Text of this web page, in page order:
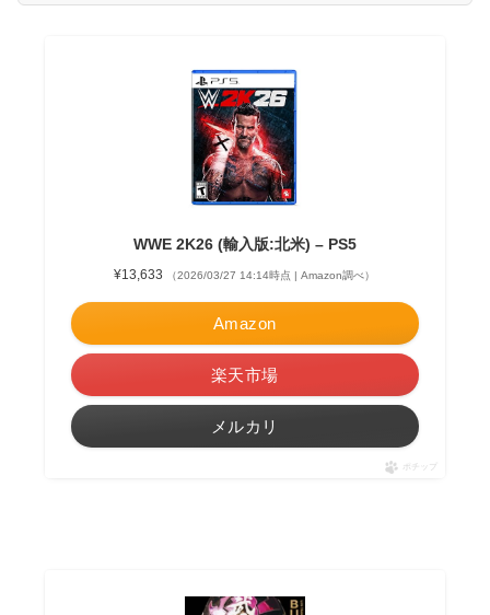
WWE 2K26 (輸入版:北米) – PS5
¥13,633 （2026/03/27 14:14時点 | Amazon調べ）
Amazon
楽天市場
メルカリ
ポチップ